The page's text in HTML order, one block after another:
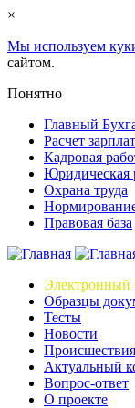
×
Мы используем
сайтом.
Понятно
Главный
Расчет
Кадровая
Юридическая
Охрана труда
Правовая база
Электронный
Образцы
Тесты
Новости
Происшествия
Актуальный
Вопрос-ответ
О проекте